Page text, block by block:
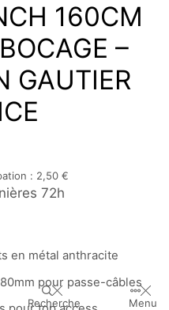
160CM
–
GAUTIER
: 2,50 €
72h
en métal anthracite
pour passe-câbles
Recherche Menu